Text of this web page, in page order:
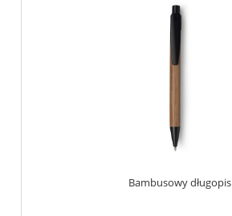
Bambusowy długopis